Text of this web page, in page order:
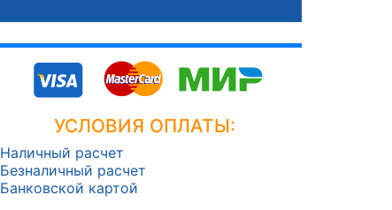
УСЛОВИЯ ОПЛАТЫ:
Наличный расчет
Безналичный расчет
Банковской картой